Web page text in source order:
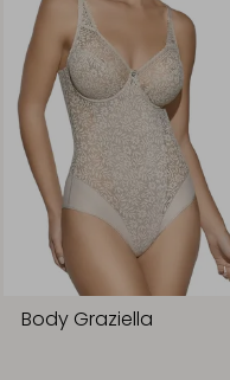
Body Graziella